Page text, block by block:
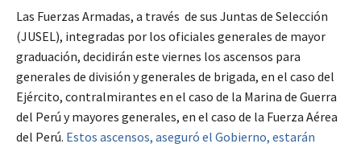
Las Fuerzas Armadas, a través de sus Juntas de Selección
(JUSEL), integradas por los oficiales generales de mayor
graduación, decidirán este viernes los ascensos para
generales de división y generales de brigada, en el caso del
Ejército, contralmirantes en el caso de la Marina de Guerra
del Perú y mayores generales, en el caso de la Fuerza Aérea
del Perú. Estos ascensos, aseguró el Gobierno, estarán